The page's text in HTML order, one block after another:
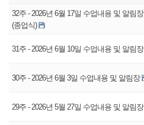
32주 - 2026년 6월 17일 수업내용 및 알림장
(종업식)
31주 - 2026년 6월 10일 수업내용 및 알림장
30주 - 2026년 6월 3일 수업내용 및 알림장
29주 - 2026년 5월 27일 수업내용 및 알림장